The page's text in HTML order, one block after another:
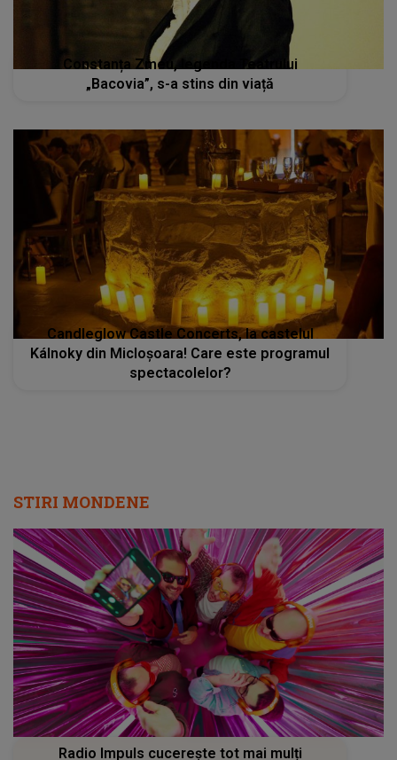
Constanța Zmeu, legenda Teatrului
„Bacovia”, s-a stins din viață
Candleglow Castle Concerts, la castelul
Kálnoky din Micloșoara! Care este programul
spectacolelor?
STIRI MONDENE
Radio Impuls cucerește tot mai mulți